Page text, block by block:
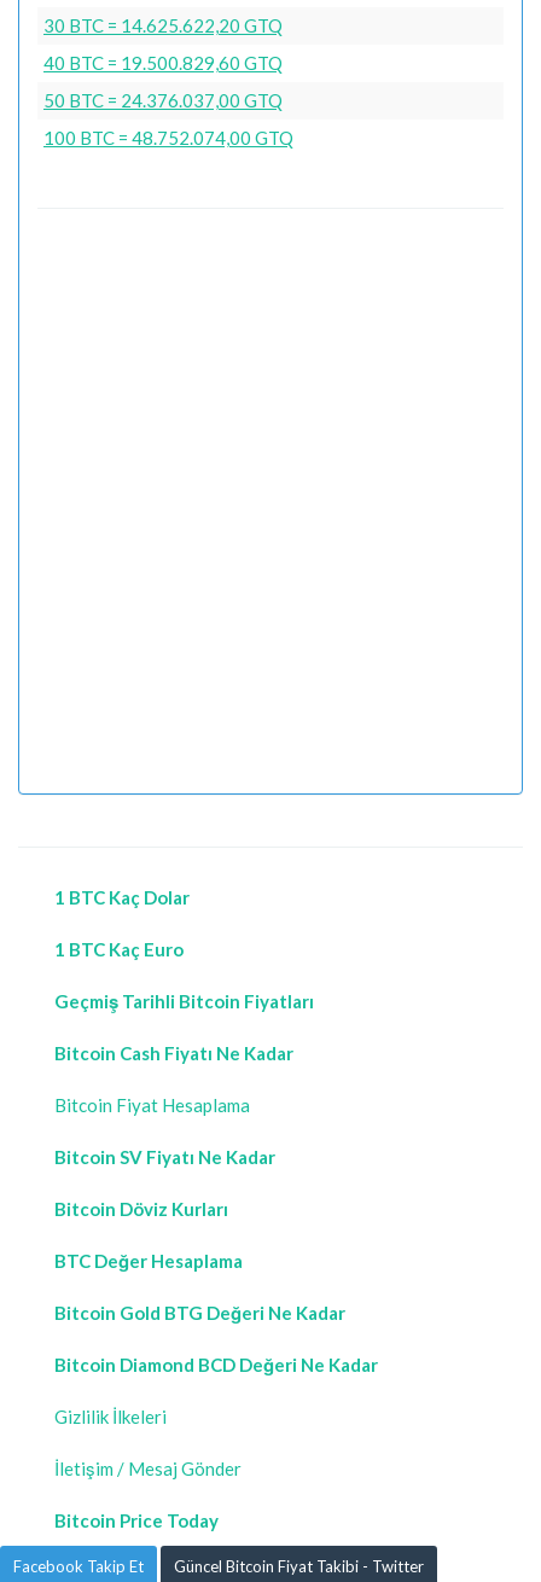
30 BTC = 14.625.622,20 GTQ
40 BTC = 19.500.829,60 GTQ
50 BTC = 24.376.037,00 GTQ
100 BTC = 48.752.074,00 GTQ
1 BTC Kaç Dolar
1 BTC Kaç Euro
Geçmiş Tarihli Bitcoin Fiyatları
Bitcoin Cash Fiyatı Ne Kadar
Bitcoin Fiyat Hesaplama
Bitcoin SV Fiyatı Ne Kadar
Bitcoin Döviz Kurları
BTC Değer Hesaplama
Bitcoin Gold BTG Değeri Ne Kadar
Bitcoin Diamond BCD Değeri Ne Kadar
Gizlilik İlkeleri
İletişim / Mesaj Gönder
Bitcoin Price Today
Facebook Takip Et Güncel Bitcoin Fiyat Takibi - Twitter